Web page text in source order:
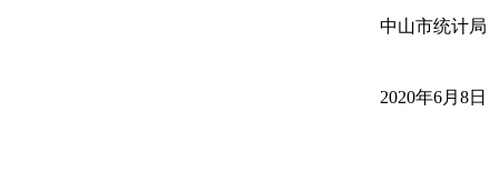
中山市统计局
2020年6月8日